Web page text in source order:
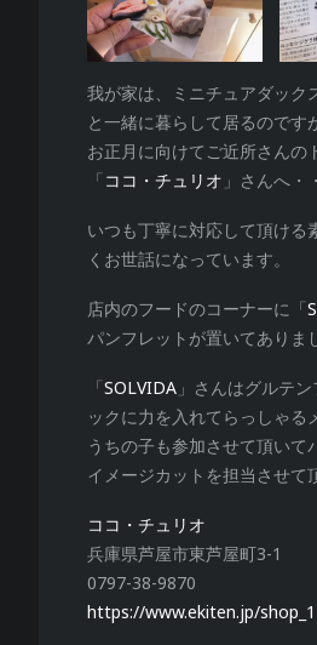
我が家は、ミニチュアダック
と一緒に暮らして居るのです
お正月に向けてご近所さんの
「ココ・チュリオ 」さんへ・
いつも丁寧に対応して頂ける
くお世話になっています。
店内のフードのコーナーに「
パンフレットが置いてありま
「SOLVIDA 」さんはグルテ
ックに力を入れてらっしゃる
うちの子も参加させて頂いて
イメージカットを担当させて
ココ・チュリオ
兵庫県芦屋市東芦屋町3-1
0797-38-9870
https://www.ekiten.jp/